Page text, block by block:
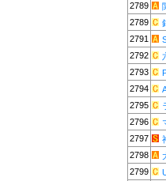
2789
2789
2791
2792
2793
2794
2795
2796
2797
2798
2799